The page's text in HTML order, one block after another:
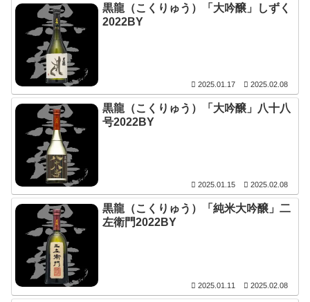
黒龍（こくりゅう）「大吟醸」しずく
2022BY
2025.01.17 2025.02.08
黒龍（こくりゅう）「大吟醸」八十八
号2022BY
2025.01.15 2025.02.08
黒龍（こくりゅう）「純米大吟醸」二
左衛門2022BY
2025.01.11 2025.02.08